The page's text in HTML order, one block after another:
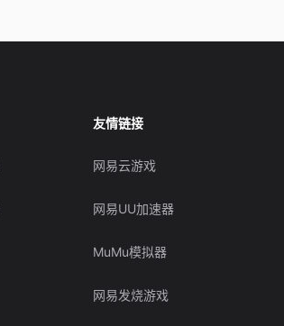
友情链接
网易云游戏
网易UU加速器
MuMu模拟器
网易发烧游戏